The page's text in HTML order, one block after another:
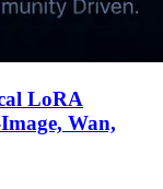
LoRA
Wan,